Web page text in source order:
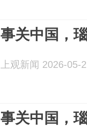
事关中国，
上观新闻 2026-05-
事关中国，